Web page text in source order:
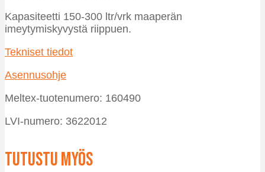
Kapasiteetti 150-300 ltr/vrk maaperän
imeytymiskyvystä riippuen.
Tekniset tiedot
Asennusohje
Meltex-tuotenumero: 160490
LVI-numero: 3622012
Tutustu myös